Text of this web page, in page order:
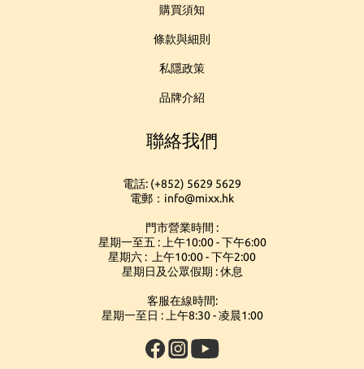
購買須知
條款與細則
私隱政策
品牌介紹
聯絡我們
電話: (+852) 5629 5629
電郵：info@mixx.hk
門市營業時間 :
星期一至五 : 上午10:00 - 下午6:00
星期六 : 上午10:00 - 下午2:00
星期日及公眾假期 : 休息
客服在線時間:
星期一至日 : 上午8:30 - 凌晨1:00